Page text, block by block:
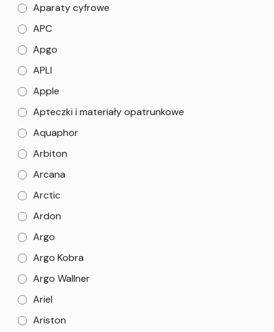
Aparaty cyfrowe
APC
Apgo
APLI
Apple
Apteczki i materiały opatrunkowe
Aquaphor
Arbiton
Arcana
Arctic
Ardon
Argo
Argo Kobra
Argo Wallner
Ariel
Ariston